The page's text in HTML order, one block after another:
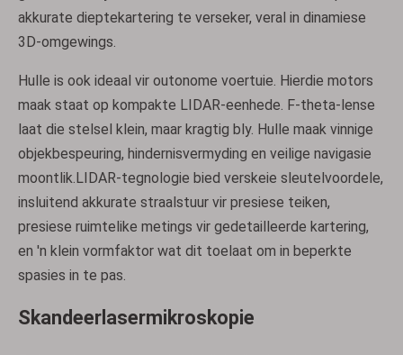
akkurate dieptekartering te verseker, veral in dinamiese
3D-omgewings.
Hulle is ook ideaal vir outonome voertuie. Hierdie motors
maak staat op kompakte LIDAR-eenhede. F-theta-lense
laat die stelsel klein, maar kragtig bly. Hulle maak vinnige
objekbespeuring, hindernisvermyding en veilige navigasie
moontlik.LIDAR-tegnologie bied verskeie sleutelvoordele,
insluitend akkurate straalstuur vir presiese teiken,
presiese ruimtelike metings vir gedetailleerde kartering,
en 'n klein vormfaktor wat dit toelaat om in beperkte
spasies in te pas.
Skandeerlasermikroskopie